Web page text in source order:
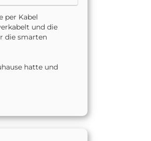
per Kabel
und die
die smarten
hatte und